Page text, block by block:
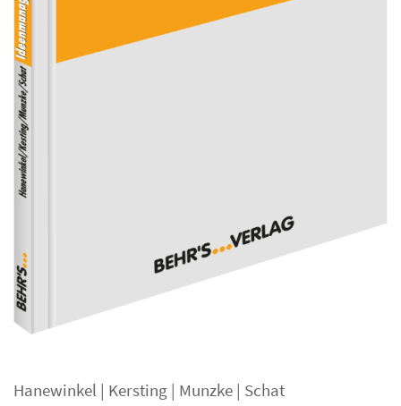
Hanewinkel | Kersting | Munzke | Schat